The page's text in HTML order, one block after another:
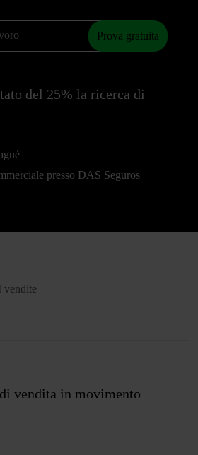
Prova gratuita
del 25% la ricerca di
presso DAS Seguros
vendite
vendita in movimento